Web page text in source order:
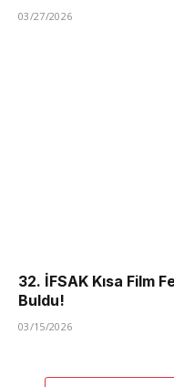
03/27/2026
32. İFSAK Kısa Film
Buldu!
03/15/2026